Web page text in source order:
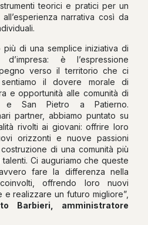
teorici e pratici per un
narrativa così da
più di una semplice iniziativa di
d’impresa: è l’espressione
verso il territorio che ci
sentiamo il dovere morale di
e opportunità alle comunità di
e San Pietro a Patierno.
partner, abbiamo puntato su
rivolti ai giovani: offrire loro
orizzonti e nuove passioni
di una comunità più
Ci auguriamo che queste
fare la differenza nella
offrendo loro nuovi
e realizzare un futuro migliore”,
Barbieri, amministratore